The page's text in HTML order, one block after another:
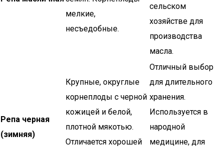
мелкие,
несъедобные.
сельском
хозяйстве для
производства
масла.
Репа черная
(зимняя)
Крупные, округлые
корнеплоды с черной
кожицей и белой,
плотной мякотью.
Отличается хорошей
Отличный выбор
для длительного
хранения.
Используется в
народной
медицине, для